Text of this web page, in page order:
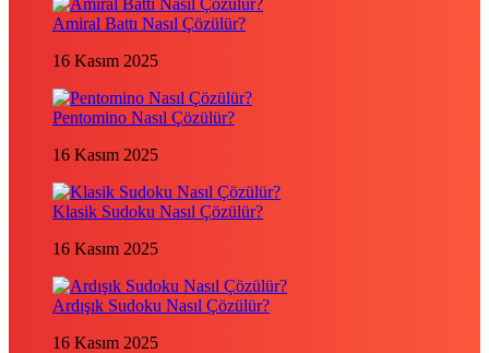
Amiral Battı Nasıl Çözülür?
16 Kasım 2025
Pentomino Nasıl Çözülür?
16 Kasım 2025
Klasik Sudoku Nasıl Çözülür?
16 Kasım 2025
Ardışık Sudoku Nasıl Çözülür?
16 Kasım 2025